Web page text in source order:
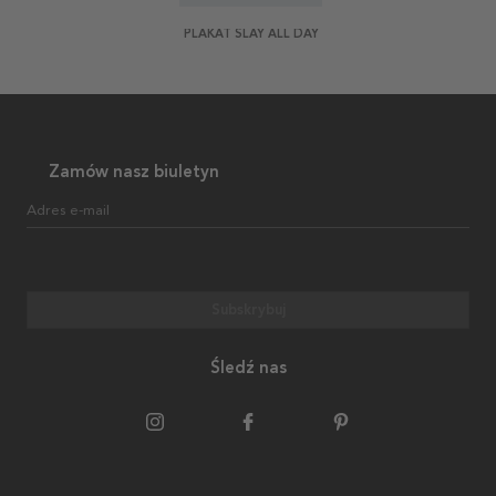
PLAKAT SLAY ALL DAY
Zamów nasz biuletyn
Adres e-mail
Śledź nas